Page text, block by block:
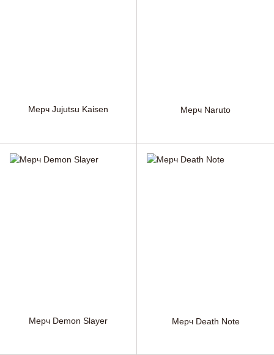
Мерч Jujutsu Kaisen Мерч Naruto
Мерч Demon Slayer Мерч Death Note